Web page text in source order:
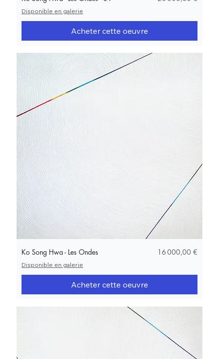
Disponible en galerie
Acheter cette oeuvre
Ko Song Hwa - Les Ondes Prix
16 000,00 €
Disponible en galerie
Acheter cette oeuvre